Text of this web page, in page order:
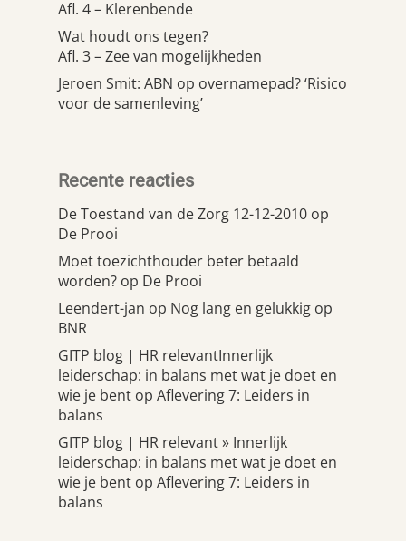
Afl. 4 – Klerenbende
Wat houdt ons tegen?
Afl. 3 – Zee van mogelijkheden
Jeroen Smit: ABN op overnamepad? ‘Risico
voor de samenleving’
Recente reacties
De Toestand van de Zorg 12-12-2010 op
De Prooi
Moet toezichthouder beter betaald
worden? op De Prooi
Leendert-jan op Nog lang en gelukkig op
BNR
GITP blog | HR relevantInnerlijk
leiderschap: in balans met wat je doet en
wie je bent op Aflevering 7: Leiders in
balans
GITP blog | HR relevant » Innerlijk
leiderschap: in balans met wat je doet en
wie je bent op Aflevering 7: Leiders in
balans